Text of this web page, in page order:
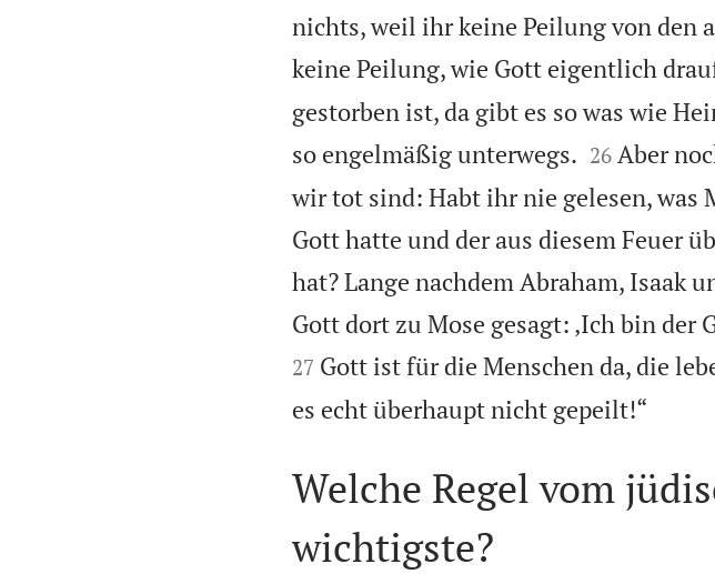
nichts, weil ihr keine Peilung von den
keine Peilung, wie Gott eigentlich
gestorben ist, da gibt es so was wie
so engelmäßig unterwegs.
26 Aber
wir tot sind: Habt ihr nie gelesen, was
Gott hatte und der aus diesem Feuer
hat? Lange nachdem Abraham, Isaak
Gott dort zu Mose gesagt: ‚Ich bin der
27 Gott ist für die Menschen da, die
es echt überhaupt nicht gepeilt!“
Welche Regel vom
wichtigste?